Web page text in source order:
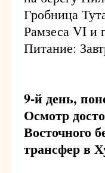
Гробница
Рамзеса VI и
Питание:
9-й день,
Осмотр
Восточного
трансфер в